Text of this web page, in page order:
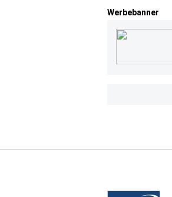
Werbebanner